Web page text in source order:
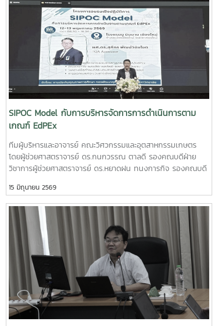
PLU”สมาชิกทีม• นายอนุพงศ์ เขื่อนแก้วนักศึกษาปริญญาโท
คณะวิศวกรรมและอุตสาหกรรมเกษตร• นายอาทิตย์ ด่านกระโท
กนักศึกษาปริญญาโท คณะวิศวกรรมและอุตสาหกรรมเกษตร•
นายตันติกร กันนานักศึกษาปริญญาตรี คณะบริหารธุรกิจ•
Nirmala Bhuvana Chandra Ramisettyนักศึกษาปริญญาโท
วิทยาลัยนานาชาติอาจารย์ที่ปรึกษารองศาสตราจารย์ ดร.จตุรภัทร
วาฤทธิ์คณะวิศวกรรมและอุตสาหกรรมเกษตรการแข่งขัน Startup
Thailand League 2026 เป็นเวทีสำคัญในการส่งเสริมศักยภาพ
นักศึกษาด้านนวัตกรรมและการเป็นผู้ประกอบการรุ่นใหม่ โดยเปิด
โอกาสให้นักศึกษาได้นำเสนอแนวคิดธุรกิจและผลงานนวัตกรรมสู่
การพัฒนาเชิงพาณิชย์ในระดับประเทศทั้งนี้ ทีม Coff Brew ได้รับ
Demo Day ระหว่างวันที่ 25–27 มิถุนายน 2569 ณ ศูนย์การค้า
สยามพารากอน กรุงเทพมหานคร เพื่อจัดแสดงผลงานต่อนัก
ลงทุนและเครือข่ายธุรกิจ Startup ระดับประเทศและนานาชาติต่อ
ไปคณะวิศวกรรมและอุตสาหกรรมเกษตร ขอร่วมชื่นชมและภาค
ภูมิใจในความสามารถ ความคิดสร้างสรรค์ และศักยภาพของ
นักศึกษา ที่สามารถต่อยอดองค์ความรู้สู่การสร้างนวัตกรรมและ
การเป็นผู้ประกอบการแห่งอนาคตได้อย่างโดดเด่นCr:อุทยาน
วิทยาศาสตร์เทคโนโลยีเกษตรและอาหาร Maejo Agro Food Park
(MAP)https://www.facebook.com/share/18ZhSJ8uJx/
SIPOC Model กับการบริหารจัดการการดำเนินการตาม
เกณฑ์ EdPEx
ทีมผู้บริหารและอาจารย์ คณะวิศวกรรมและอุตสาหกรรมเกษตร
โดยผู้ช่วยศาสตราจารย์ ดร.กนกวรรณ ตาลดี รองคณบดีฝ่าย
วิชาการผู้ช่วยศาสตราจารย์ ดร.หยาดฝน ทนงการกิจ รองคณบดี
วรรณ พรประสิทธ์ ผู้ช่วยคณบดีฝ่ายบริหารและเทคโนโลยี
สารสนเทศรองศาสตราจารย์ ดร.จตุรภัทร วาฤทธิ์ ประธาน
หลักสูตรวิศวกรรมศาสตรบัณฑิต สาขาวิศวกรรมอาหารเข้าร่วม
การอบรมเชิงปฏิบัติการ "SIPOC Model กับการบริหารจัดการ
การดำเนินการตามเกณฑ์ EdPEx" ใน วันที่ 12-13 พฤษภาคม
2569 ที่โรงแรมยูนิมมาน โดย ได้รับเกียรติจาก "ผู้ช่วย
ศาสตราจารย์ ดร.สุภัทร พัฒน์วิชัยโชติ" คณะวิศวกรรมศาสตร์
มหาวิทยาลัยเกษตรศาสตร์ เป็นวิทยากรการอบรมครั้งนี้ช่วยส่ง
เสริมให้บุคลากรนำความรู้ที่ได้ ใช้ในการวิเคราะห์ วางระบบและ
เชื่อมโยงกระบวนการ เพื่อมุ่งสู่ความเป็นเลิศขององค์กร
15 มิถุนายน 2569